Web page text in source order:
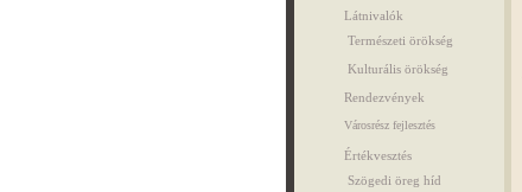
Látnivalók
Természeti örökség
Kulturális örökség
Rendezvények
Városrész fejlesztés
Értékvesztés
Szögedi öreg híd